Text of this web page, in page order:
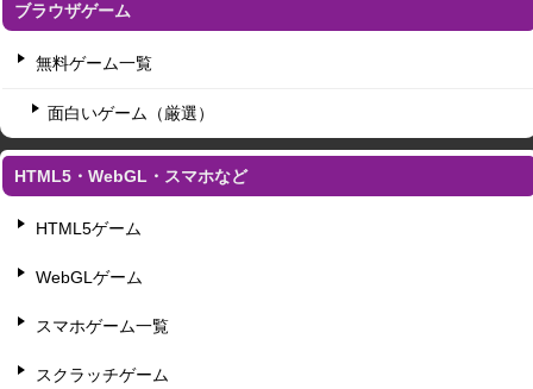
ブラウザゲーム
無料ゲーム一覧
面白いゲーム（厳選）
HTML5・WebGL・スマホなど
HTML5ゲーム
WebGLゲーム
スマホゲーム一覧
スクラッチゲーム